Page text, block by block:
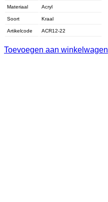
Materiaal Acryl
Soort Kraal
Artikelcode ACR12-22
Toevoegen aan winkelwagen